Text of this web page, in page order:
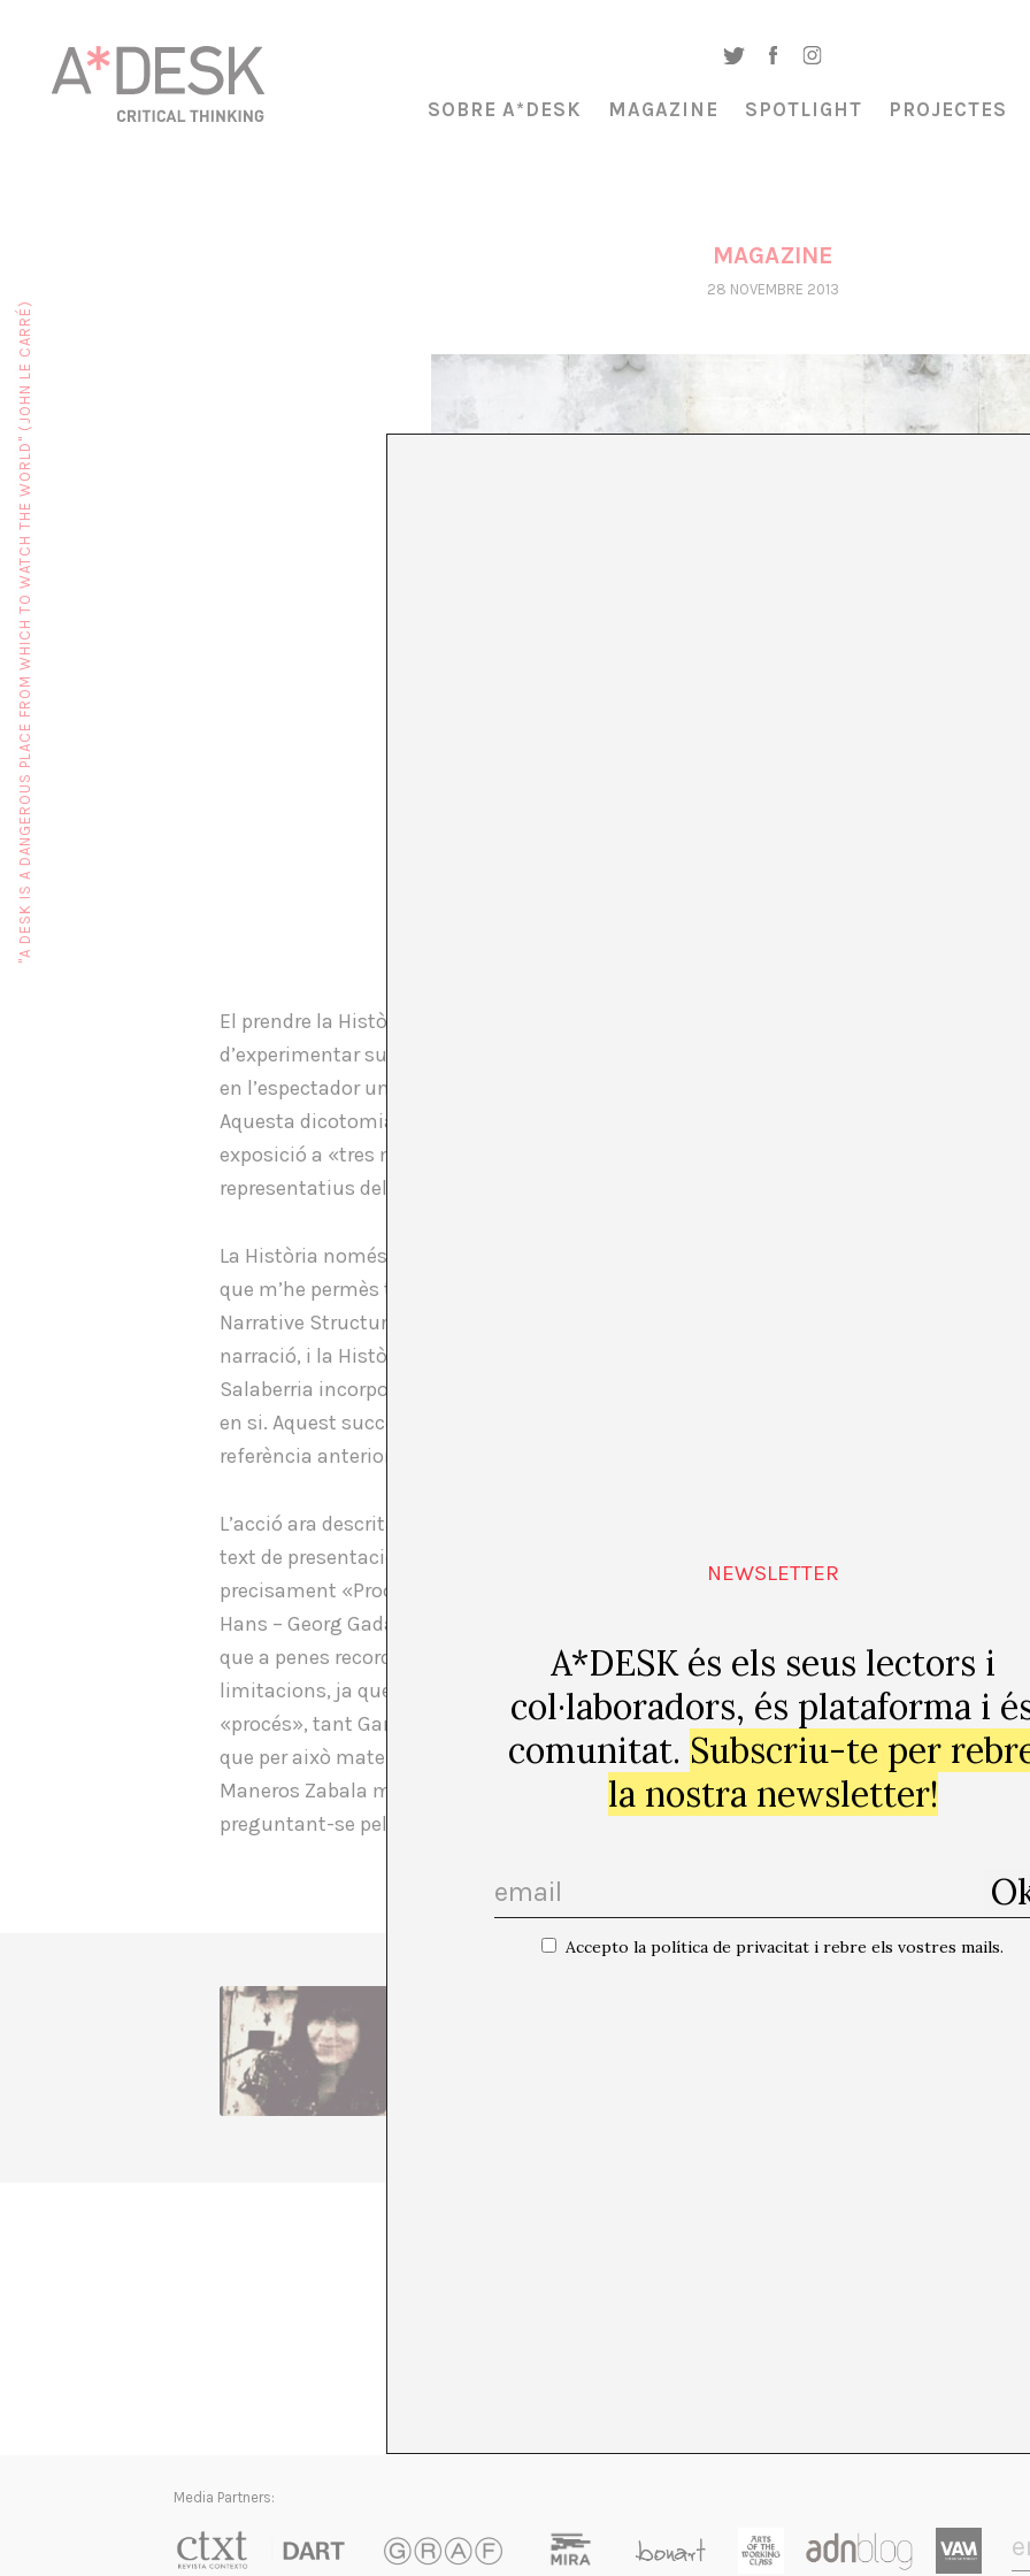
SOBRE A*DESK MAGAZINE SPOTLIGHT PROJECTES
MAGAZINE
28 NOVEMBRE 2013
El prendre la Història com a objecte de consideració artística, plausible
d’experimentar successives metamorfosis -independentment de considerar-les
en l’espectador una sensació de confrontació entre el que considera «seu» i el que no,
Aquesta dicotomia és la línia base que rau en la mostra que es pot visitar al Museu
exposició a «tres mans» que sota el lema «
» engloba obres de tres
representatius del moment :
La Història només es produeix quan es troben esdeveniments i éssers, un enunciat
que m’he permès treure de la teoria cinematogràfica que Seymour Chatman va
Narrative Structure in Fiction and Film», i que aplico igualment al d’Història, ja que tot
narració, i la Història, és obvi, passa sempre en termes temporals. Així, les obres de
Salaberria incorporen irremeiablement als seus relats esdeveniments que precedeixen
en si. Aquest succés perifèric dota al treball dels artistes d’una altra dualitat
referència anteriorment.
L’acció ara descrita, consubstancial a tota interpretació, ens porta a plantejar-nos que
text de presentació de la mostra es faci referència al procés hermenèutic del treball
precisament «Procés i mètode». Una clara al·lusió? a l’obra «Veritat i mètode» del
Hans – Georg Gadamer, i de la qual he de confessar que únicament em vaig llegir el
que a penes recordo els detalls, però sí prou per tenir present que tota interpretació ha
limitacions, ja que és inevitable que el procés hermenèutic variï a mesura que avanci.
«procés», tant Garmendia com Maneros Zabala com Salaberria ens indiquen que la
que per això mateix es pot experimentar des de diferents actuacions: Garmendia a
Maneros Zabala mitjançant la investigació de la relació entre història i mitjans de
preguntant-se pel concepte de «modernitat» dins del camp dels agents artístics.
Fa molt de temps va començar Belles Arts a Salamanca i la va acabar a València,
lacònic “no” i va marxar a especialitzar-se en sonologia a l’Haia. Actualment,
però es guanya la vida com a editora, redactora i «Ghostwriter» en editorials,
Media Partners:
NEWSLETTER
A*DESK és els seus lectors i
col·laboradors, és plataforma i
comunitat. Subscriu-te per
la nostra newsletter!
Accepto la política de privacitat i rebre els vostres mails.
"A DESK IS A DANGEROUS PLACE FROM WHICH TO WATCH THE WORLD" (JOHN LE CARRÉ)